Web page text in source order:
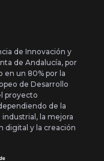
de Innovación y
de Andalucía, por
en un 80% por la
de Desarrollo
proyecto
de la
la mejora
digital y la creación